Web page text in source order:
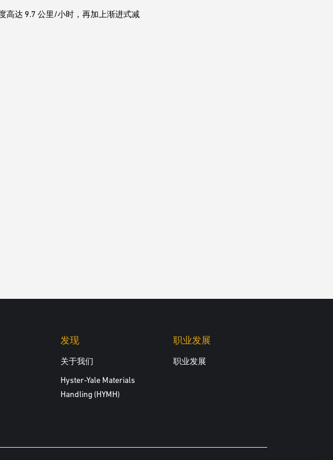
高达 9.7 公里/小时，再加上渐进式减
发现
关于我们
Hyster-Yale Materials
Handling (HYMH)
职业发展
职业发展